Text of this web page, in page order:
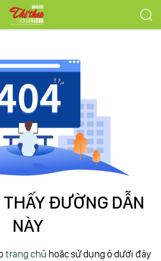
ĐƯỜNG DẪN
NÀY
trang chủ hoặc sử dụng ô dưới đây